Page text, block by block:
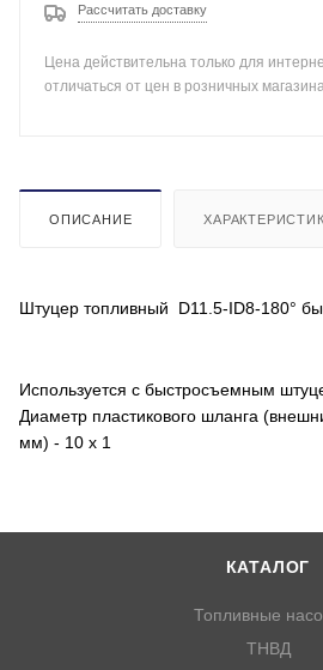
Рассчитать доставку
Цена действительна только для
отличаться от цен в розничных
ОПИСАНИЕ
Штуцер топливный D11.5-ID8-180°
Используется с быстросъемным
Диаметр пластикового шланга
мм) - 10 х 1
КАТАЛОГ
Топливные
ТНВД